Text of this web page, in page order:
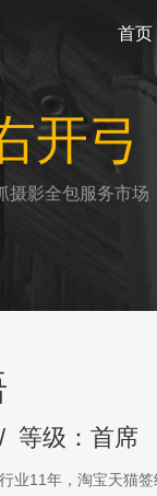
首页
开弓
摄影全包服务市场
/ 等级：首席
业11年，淘宝天猫